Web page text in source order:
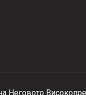
Неговото